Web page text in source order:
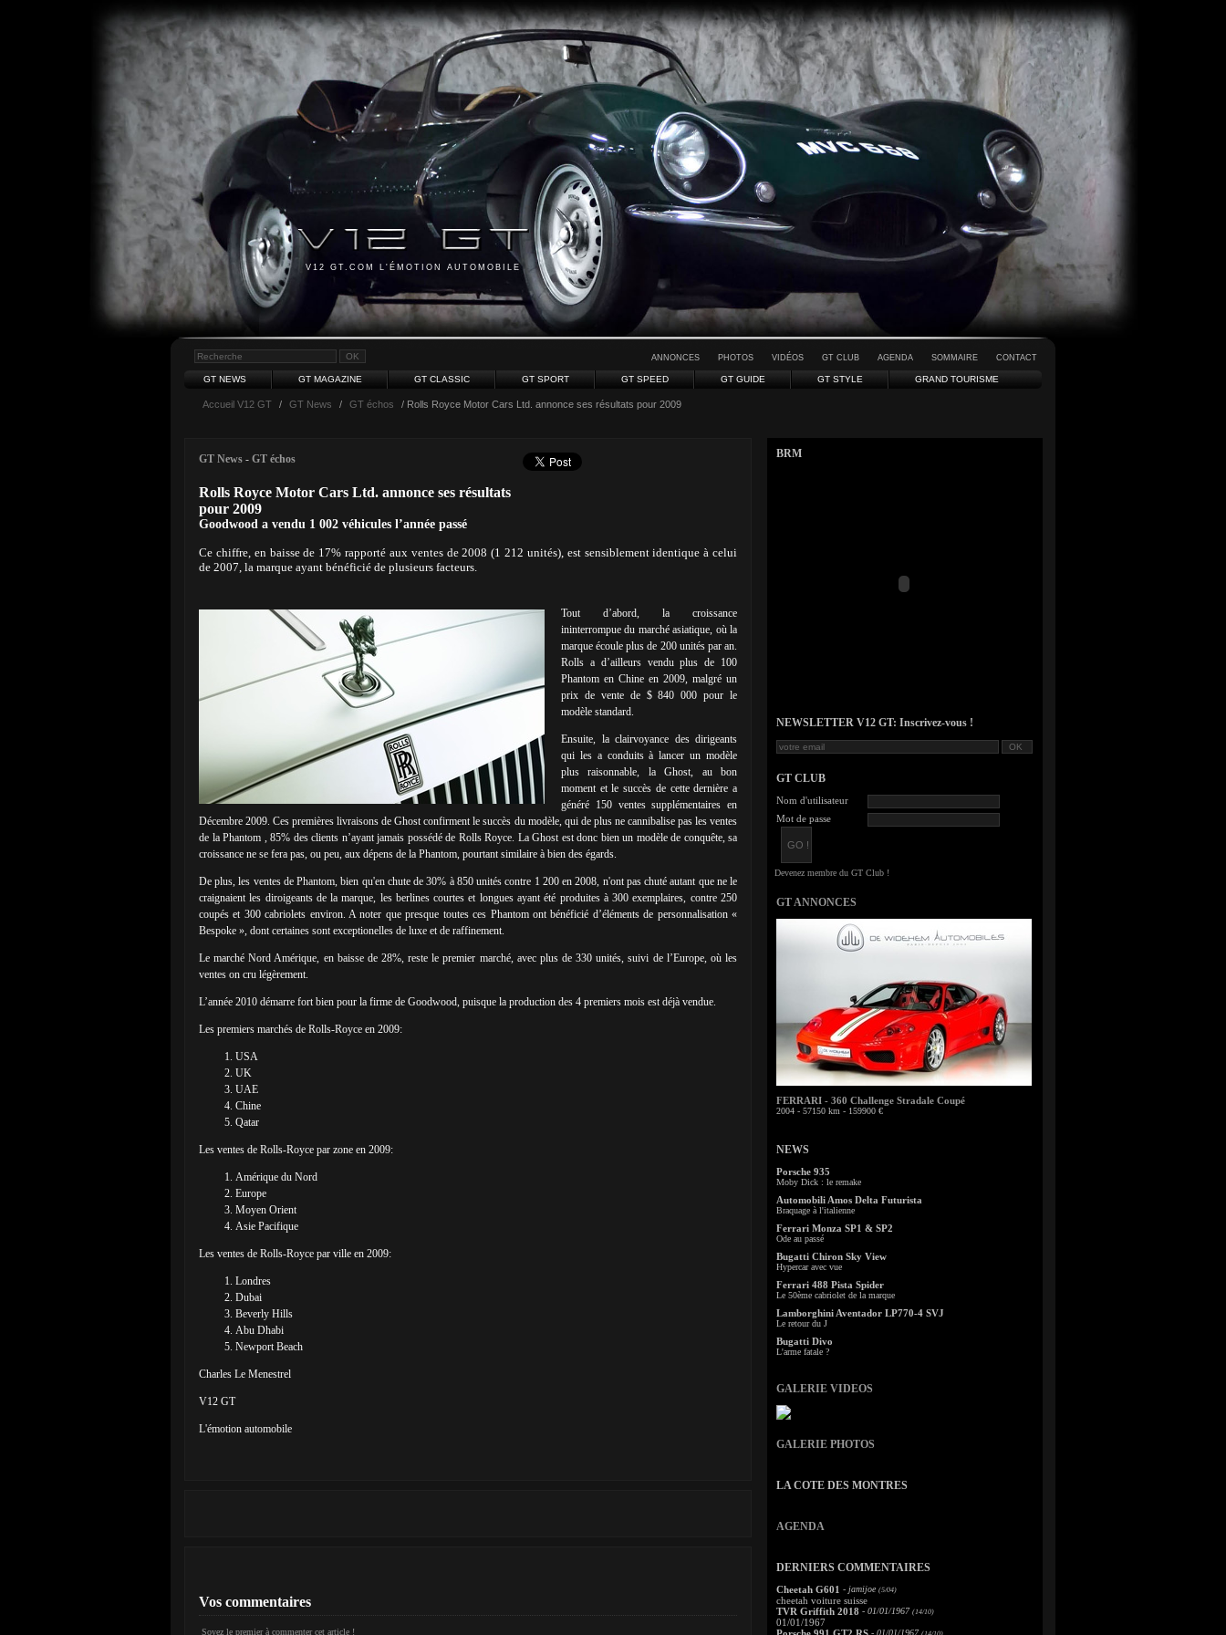
V12 GT.COM L'ÉMOTION AUTOMOBILE
ANNONCES PHOTOS VIDÉOS GT CLUB AGENDA SOMMAIRE CONTACT
GT NEWS GT MAGAZINE GT CLASSIC GT SPORT GT SPEED GT GUIDE GT STYLE GRAND TOURISME
Accueil V12 GT / GT News / GT échos / Rolls Royce Motor Cars Ltd. annonce ses résultats pour 2009
GT News - GT échos
Rolls Royce Motor Cars Ltd. annonce ses résultats
pour 2009
Goodwood a vendu 1 002 véhicules l’année passé
Ce chiffre, en baisse de 17% rapporté aux ventes de 2008 (1 212 unités), est sensiblement identique à celui
de 2007, la marque ayant bénéficié de plusieurs facteurs.
Tout d’abord, la croissance
ininterrompue du marché asiatique, où la
marque écoule plus de 200 unités par an.
Rolls a d’ailleurs vendu plus de 100
Phantom en Chine en 2009, malgré un
prix de vente de $ 840 000 pour le
modèle standard.
Ensuite, la clairvoyance des dirigeants
qui les a conduits à lancer un modèle
plus raisonnable, la Ghost, au bon
moment et le succès de cette dernière a
généré 150 ventes supplémentaires en
Décembre 2009. Ces premières livraisons de Ghost confirment le succès du modèle, qui de plus ne cannibalise pas les ventes
de la Phantom , 85% des clients n’ayant jamais possédé de Rolls Royce. La Ghost est donc bien un modèle de conquête, sa
croissance ne se fera pas, ou peu, aux dépens de la Phantom, pourtant similaire à bien des égards.
De plus, les ventes de Phantom, bien qu'en chute de 30% à 850 unités contre 1 200 en 2008, n'ont pas chuté autant que ne le
craignaient les diroigeants de la marque, les berlines courtes et longues ayant été produites à 300 exemplaires, contre 250
coupés et 300 cabriolets environ. A noter que presque toutes ces Phantom ont bénéficié d’éléments de personnalisation «
Bespoke », dont certaines sont exceptionelles de luxe et de raffinement.
Le marché Nord Amérique, en baisse de 28%, reste le premier marché, avec plus de 330 unités, suivi de l’Europe, où les
ventes on cru légèrement.
L’année 2010 démarre fort bien pour la firme de Goodwood, puisque la production des 4 premiers mois est déjà vendue.
Les premiers marchés de Rolls-Royce en 2009:
USA
UK
UAE
Chine
Qatar
Les ventes de Rolls-Royce par zone en 2009:
Amérique du Nord
Europe
Moyen Orient
Asie Pacifique
Les ventes de Rolls-Royce par ville en 2009:
Londres
Dubai
Beverly Hills
Abu Dhabi
Newport Beach
Charles Le Menestrel
V12 GT
L'émotion automobile
Vos commentaires
Soyez le premier à commenter cet article !
BRM
NEWSLETTER V12 GT: Inscrivez-vous !
GT CLUB
Nom d'utilisateur
Mot de passe
GT ANNONCES
FERRARI - 360 Challenge Stradale Coupé
2004 - 57150 km - 159900 €
NEWS
Porsche 935
Moby Dick : le remake
Automobili Amos Delta Futurista
Braquage à l'italienne
Ferrari Monza SP1 & SP2
Ode au passé
Bugatti Chiron Sky View
Hypercar avec vue
Ferrari 488 Pista Spider
Le 50ème cabriolet de la marque
Lamborghini Aventador LP770-4 SVJ
Le retour du J
Bugatti Divo
L'arme fatale ?
GALERIE VIDEOS
GALERIE PHOTOS
LA COTE DES MONTRES
AGENDA
DERNIERS COMMENTAIRES
Cheetah G601 - jamijoe (5/04)
cheetah voiture suisse
TVR Griffith 2018 - 01/01/1967 (14/10)
01/01/1967
- 01/01/1967